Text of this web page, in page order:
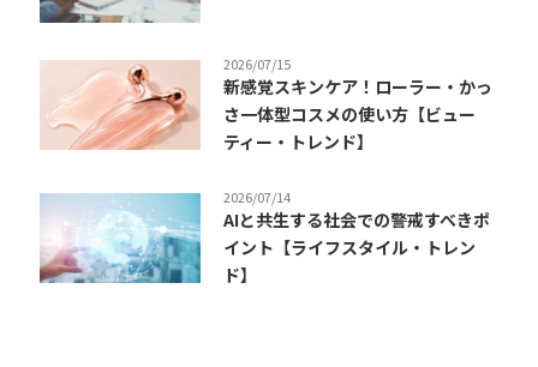
2026/07/15
新感覚スキンケア！ローラー・かっ
さ一体型コスメの使い方【ビュー
ティー・トレンド】
2026/07/14
AIと共生する社会での警戒すべきポ
イント【ライフスタイル・トレン
ド】